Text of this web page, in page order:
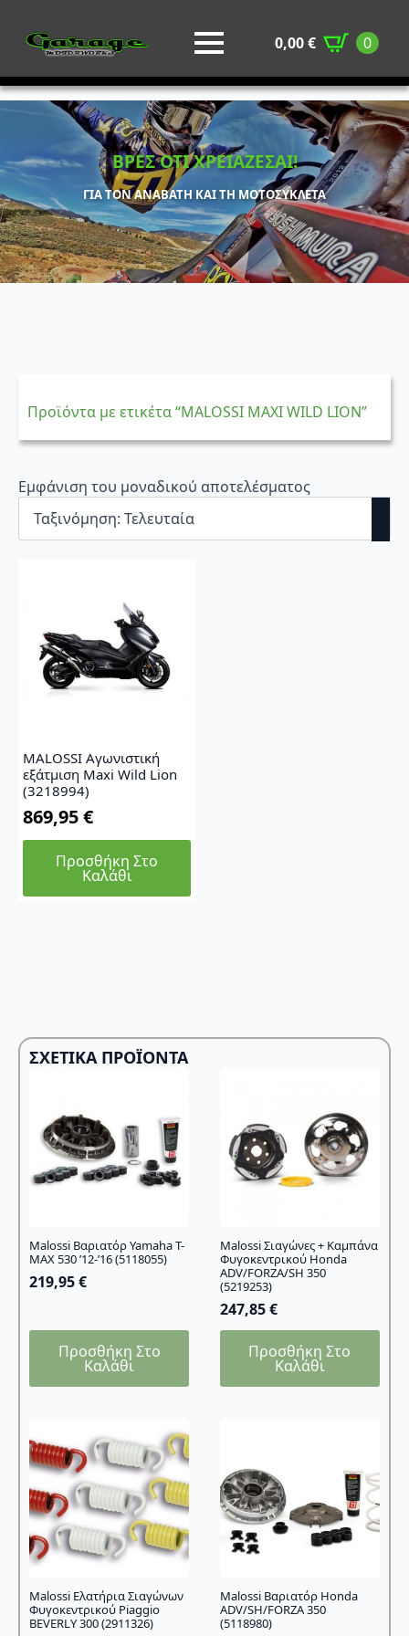
0,00€ 0
ΒΡΕΣ ΟΤΙ ΧΡΕΙΑΖΕΣΑΙ!
ΓΙΑ ΤΟΝ ΑΝΑΒΑΤΗ ΚΑΙ ΤΗ ΜΟΤΟΣΥΚΛΕΤΑ
Προϊόντα με ετικέτα “ΜΑLOSSI MAXI WILD LION”
Εμφάνιση του μοναδικού αποτελέσματος
MALOSSI Αγωνιστική
εξάτμιση Maxi Wild Lion
(3218994)
869,95€
Προσθήκη Στο
Καλάθι
ΣΧΕΤΙΚΆ ΠΡΟΪΌΝΤΑ
Malossi Βαριατόρ Yamaha T-
MAX 530 ’12-’16 (5118055)
219,95€
Προσθήκη Στο
Καλάθι
Malossi Σιαγώνες + Καμπάνα
Φυγοκεντρικού Honda
ADV/FORZA/SH 350
(5219253)
247,85€
Προσθήκη Στο
Καλάθι
Malossi Ελατήρια Σιαγώνων
Φυγοκεντρικού Piaggio
BEVERLY 300 (2911326)
Malossi Βαριατόρ Honda
ADV/SH/FORZA 350
(5118980)